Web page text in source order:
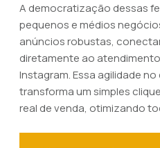
A democratização dessas
pequenos e médios
anúncios robustas,
diretamente ao
Instagram. Essa agilidade
transforma um simples
real de venda, otimizando